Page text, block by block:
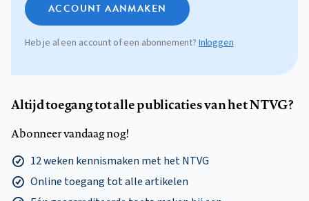
ACCOUNT AANMAKEN
Heb je al een account of een abonnement? Inloggen
Altijd toegang tot alle publicaties van het NTVG?
Abonneer vandaag nog!
12 weken kennismaken met het NTVG
Online toegang tot alle artikelen